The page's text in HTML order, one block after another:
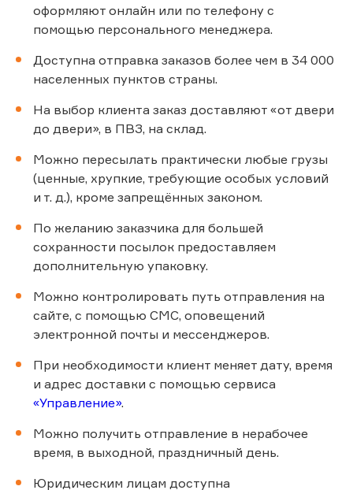
оформляют онлайн или по телефону с
помощью персонального менеджера.
Доступна отправка заказов более чем в 34 000
населенных пунктов страны.
На выбор клиента заказ доставляют «от двери
до двери», в ПВЗ, на склад.
Можно пересылать практически любые грузы
(ценные, хрупкие, требующие особых условий
и т. д.), кроме запрещённых законом.
По желанию заказчика для большей
сохранности посылок предоставляем
дополнительную упаковку.
Можно контролировать путь отправления на
сайте, с помощью СМС, оповещений
электронной почты и мессенджеров.
При необходимости клиент меняет дату, время
и адрес доставки с помощью сервиса
«Управление».
Можно получить отправление в нерабочее
время, в выходной, праздничный день.
Юридическим лицам доступна